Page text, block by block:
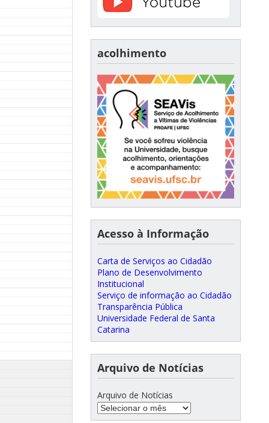
acolhimento
Acesso à Informação
Carta de Serviços ao Cidadão
Plano de Desenvolvimento
Institucional
Serviço de informação ao Cidadão
Transparência Pública
Universidade Federal de Santa
Catarina
Arquivo de Notícias
Arquivo de Notícias